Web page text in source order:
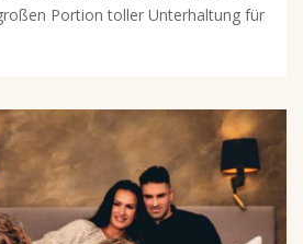
Portion toller Unterhaltung für